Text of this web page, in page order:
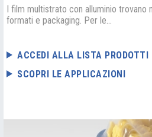
I film multistrato con alluminio trovano
formati e packaging. Per le...
ACCEDI ALLA LISTA PRODOTTI
SCOPRI LE APPLICAZIONI